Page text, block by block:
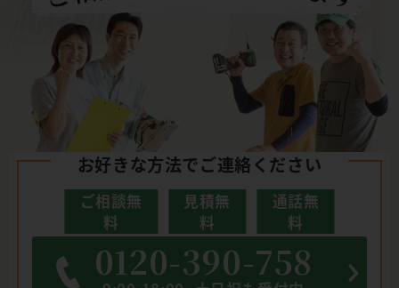
お好きな方法でご連絡ください
0120-390-758
ご相談無
料
見積無
料
通話無
料